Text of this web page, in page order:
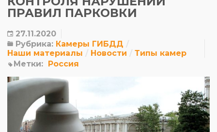
ПРАВИЛ ПАРКОВКИ
27.11.2020
Рубрика: Камеры ГИБДД
Наши материалы
Новости
Типы камер
Метки: Россия